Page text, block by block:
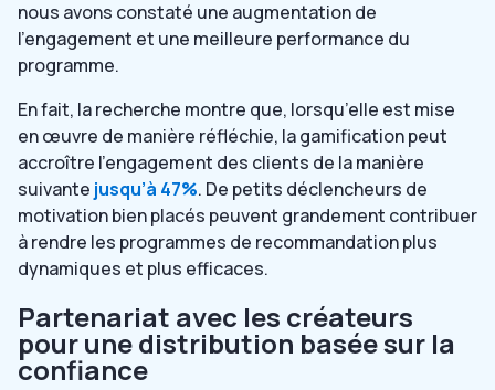
nous avons constaté une augmentation de
l’engagement et une meilleure performance du
programme.
En fait, la recherche montre que, lorsqu’elle est mise
en œuvre de manière réfléchie, la gamification peut
accroître l’engagement des clients de la manière
suivante jusqu’à 47%. De petits déclencheurs de
motivation bien placés peuvent grandement contribuer
à rendre les programmes de recommandation plus
dynamiques et plus efficaces.
Partenariat avec les créateurs
pour une distribution basée sur la
confiance